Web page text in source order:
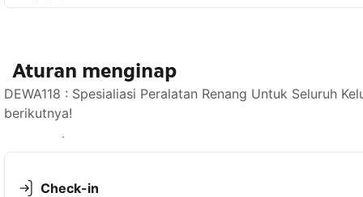
Aturan menginap
DEWA118 : Spesialiasi Peralatan Renang Untuk Seluruh
berikutnya!
Lihat ketersediaan
Check-in